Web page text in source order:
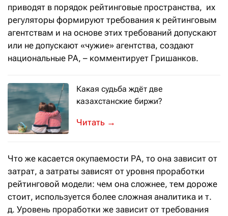
приводят в порядок рейтинговые пространства, их
регуляторы формируют требования к рейтинговым
агентствам и на основе этих требований допускают
или не допускают «чужие» агентства, создают
национальные РА, – комментирует Гришанков.
Какая судьба ждёт две
казахстанские биржи?
И сможет ли фондовый рынок найти
→
Что же касается окупаемости РА, то она зависит от
затрат, а затраты зависят от уровня проработки
рейтинговой модели: чем она сложнее, тем дороже
стоит, используется более сложная аналитика и т.
д. Уровень проработки же зависит от требования